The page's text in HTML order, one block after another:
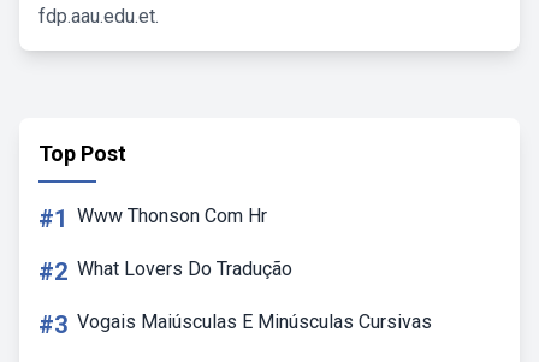
fdp.aau.edu.et.
Top Post
#1 Www Thonson Com Hr
#2 What Lovers Do Tradução
#3 Vogais Maiúsculas E Minúsculas Cursivas